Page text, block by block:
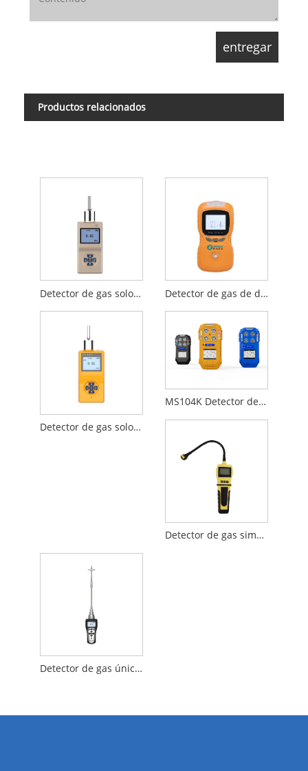
Productos relacionados
Detector de gas solo de bomba de mano Detector de gas de difusión portátil
Detector de gas solo de plástico de plástico
MS104K Detector de gas portátil 4 en 1
Detector de gas simple
Detector de gas único portátil